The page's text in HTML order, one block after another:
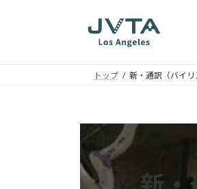
トップ 新・通訳（バイ